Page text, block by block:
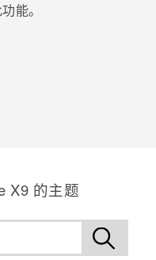
能。
X9 的主题